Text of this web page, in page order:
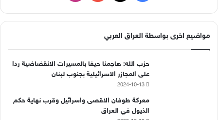
مواضيع اخرى بواسطة العراق العربي
حزب الله: هاجمنا حيفا بالمسيرات الانقضاضية ردا
على المجازر الاسرائيلية بجنوب لبنان
2024-10-13
معركة طوفان الاقصى واسرائيل وقرب نهاية حكم
الذيول في العراق